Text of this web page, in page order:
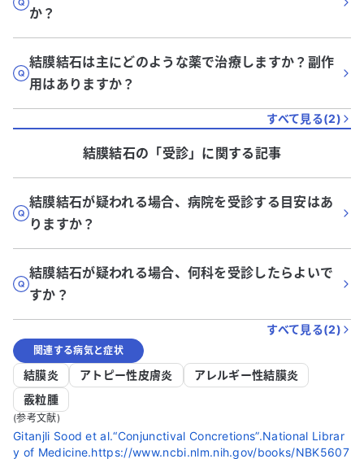
か？
結膜結石は主にどのような薬で治療しますか？副作
用はありますか？
すべて見る(2)
結膜結石の「受診」に関する記事
結膜結石が疑われる場合、病院を受診する目安はあ
りますか？
結膜結石が疑われる場合、何科を受診したらよいで
すか？
すべて見る(2)
関連する病気と症状
結膜炎 アトピー性皮膚炎
アレルギー性結膜炎
霰粒腫
(参考文献)
Gitanjli Sood et al.“Conjunctival Concretions”.National Librar
y of Medicine.https://www.ncbi.nlm.nih.gov/books/NBK5607